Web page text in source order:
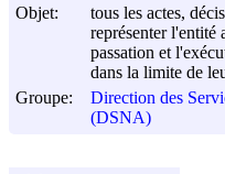
Objet:
tous les actes,
représenter
passation et
dans la limite de
Groupe:
Direction des
(DSNA)